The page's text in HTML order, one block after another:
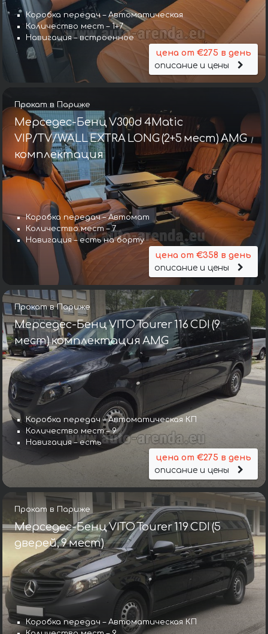
Коробка передач – Автоматическая
Количество мест – 1+7
Навигация – встроенное
цена от €275 в день
описание и цены
Прокат в Париже
Мерседес-Бенц V300d 4Matic
VIP/TV/WALL EXTRA LONG (2+5 мест) AMG
комплектация
Коробка передач – Автомат
Количество мест – 7
Навигация – есть на борту
цена от €358 в день
описание и цены
Прокат в Париже
Мерседес-Бенц VITO Tourer 116 CDI (9
мест) комплектация AMG
Коробка передач – Автоматическая КП
Количество мест – 9
Навигация – есть
цена от €275 в день
описание и цены
Прокат в Париже
Мерседес-Бенц VITO Tourer 119 CDI (5
дверей, 9 мест)
Коробка передач – Автоматическая КП